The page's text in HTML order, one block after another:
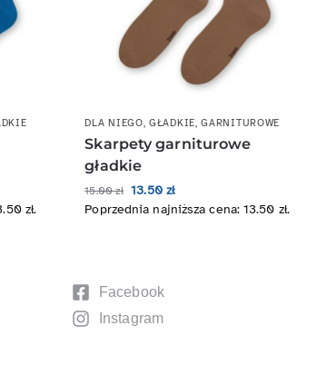
zł.
DLA NIEGO,GŁADKIE,GARNITUROWE
Skarpety garniturowe
gładkie
15.00zł 13.50 zł
Poprzednia najniższa cena:13.50 zł.
Facebook
Instagram